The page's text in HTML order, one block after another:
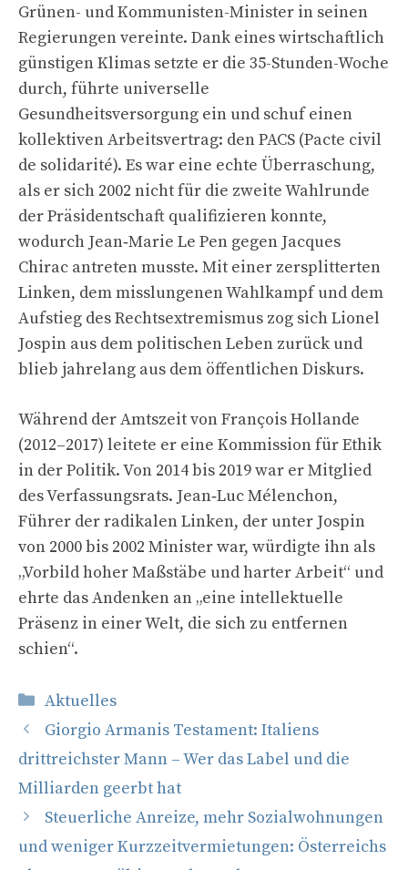
Grünen- und Kommunisten-Minister in seinen
Regierungen vereinte. Dank eines wirtschaftlich
günstigen Klimas setzte er die 35-Stunden-Woche
durch, führte universelle
Gesundheitsversorgung ein und schuf einen
kollektiven Arbeitsvertrag: den PACS (Pacte civil
de solidarité). Es war eine echte Überraschung,
als er sich 2002 nicht für die zweite Wahlrunde
der Präsidentschaft qualifizieren konnte,
wodurch Jean‑Marie Le Pen gegen Jacques
Chirac antreten musste. Mit einer zersplitterten
Linken, dem misslungenen Wahlkampf und dem
Aufstieg des Rechtsextremismus zog sich Lionel
Jospin aus dem politischen Leben zurück und
blieb jahrelang aus dem öffentlichen Diskurs.
Während der Amtszeit von François Hollande
(2012–2017) leitete er eine Kommission für Ethik
in der Politik. Von 2014 bis 2019 war er Mitglied
des Verfassungsrats. Jean‑Luc Mélenchon,
Führer der radikalen Linken, der unter Jospin
von 2000 bis 2002 Minister war, würdigte ihn als
„Vorbild hoher Maßstäbe und harter Arbeit“ und
ehrte das Andenken an „eine intellektuelle
Präsenz in einer Welt, die sich zu entfernen
schien“.
Kategorien
Aktuelles
Giorgio Armanis Testament: Italiens
drittreichster Mann – Wer das Label und die
Milliarden geerbt hat
Steuerliche Anreize, mehr Sozialwohnungen
und weniger Kurzzeitvermietungen: Österreichs